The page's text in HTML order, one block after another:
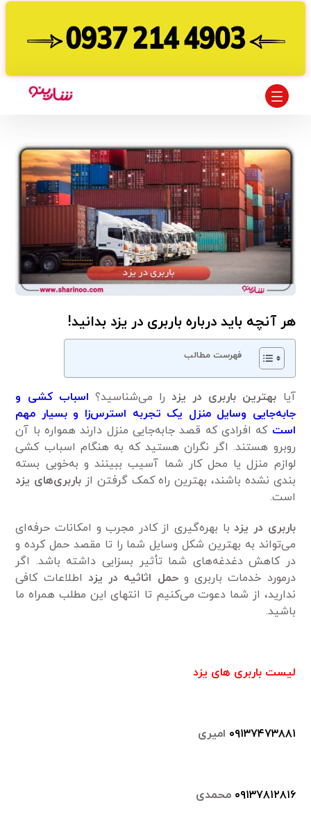
هر آنچه باید درباره باربری در یزد بدانید!
فهرست مطالب
آیا بهترین باربری در یزد را می‌شناسید؟ اسباب کشی و
جابه‌جایی وسایل منزل یک تجربه استرس‌زا و بسیار مهم
است که افرادی که قصد جابه‌جایی منزل دارند همواره با آن
روبرو هستند. اگر نگران هستید که به هنگام اسباب کشی
لوازم منزل یا محل کار شما آسیب ببینند و به‌خوبی بسته
بندی نشده باشند، بهترین راه کمک گرفتن از باربری‌های یزد
است.
باربری در یزد با بهره‌گیری از کادر مجرب و امکانات حرفه‌ای
می‌تواند به بهترین شکل وسایل شما را تا مقصد حمل کرده و
در کاهش دغدغه‌های شما تأثیر بسزایی داشته باشد. اگر
درمورد خدمات باربری وحمل اثاثیه در یزد اطلاعات کافی
ندارید، از شما دعوت می‌کنیم تا انتهای این مطلب همراه ما
باشید.
لیست باربری های یزد
۰۹۱۳۷۴۷۳۸۸۱ امیری
۰۹۱۳۷۸۱۲۸۱۶ محمدی